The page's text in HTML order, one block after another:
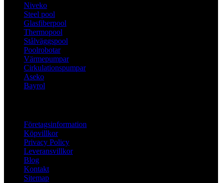
Niveko
Steel pool
Glasfiberpool
Thermopool
Stålväggspool
Poolrobotar
Värmepumpar
Cirkulationspumpar
Aseko
Bayrol
Företagsinformation
Köpvillkor
Privacy Policy
Leveransvillkor
Blog
Kontakt
Sitemap